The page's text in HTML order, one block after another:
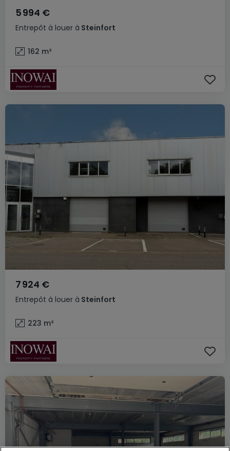
Entrepôt à louer à Steinfort
5 994 €
162 m²
Entrepôt à louer à Steinfort
7 924 €
223 m²